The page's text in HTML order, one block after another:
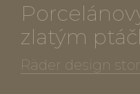
zlatým
Räder design